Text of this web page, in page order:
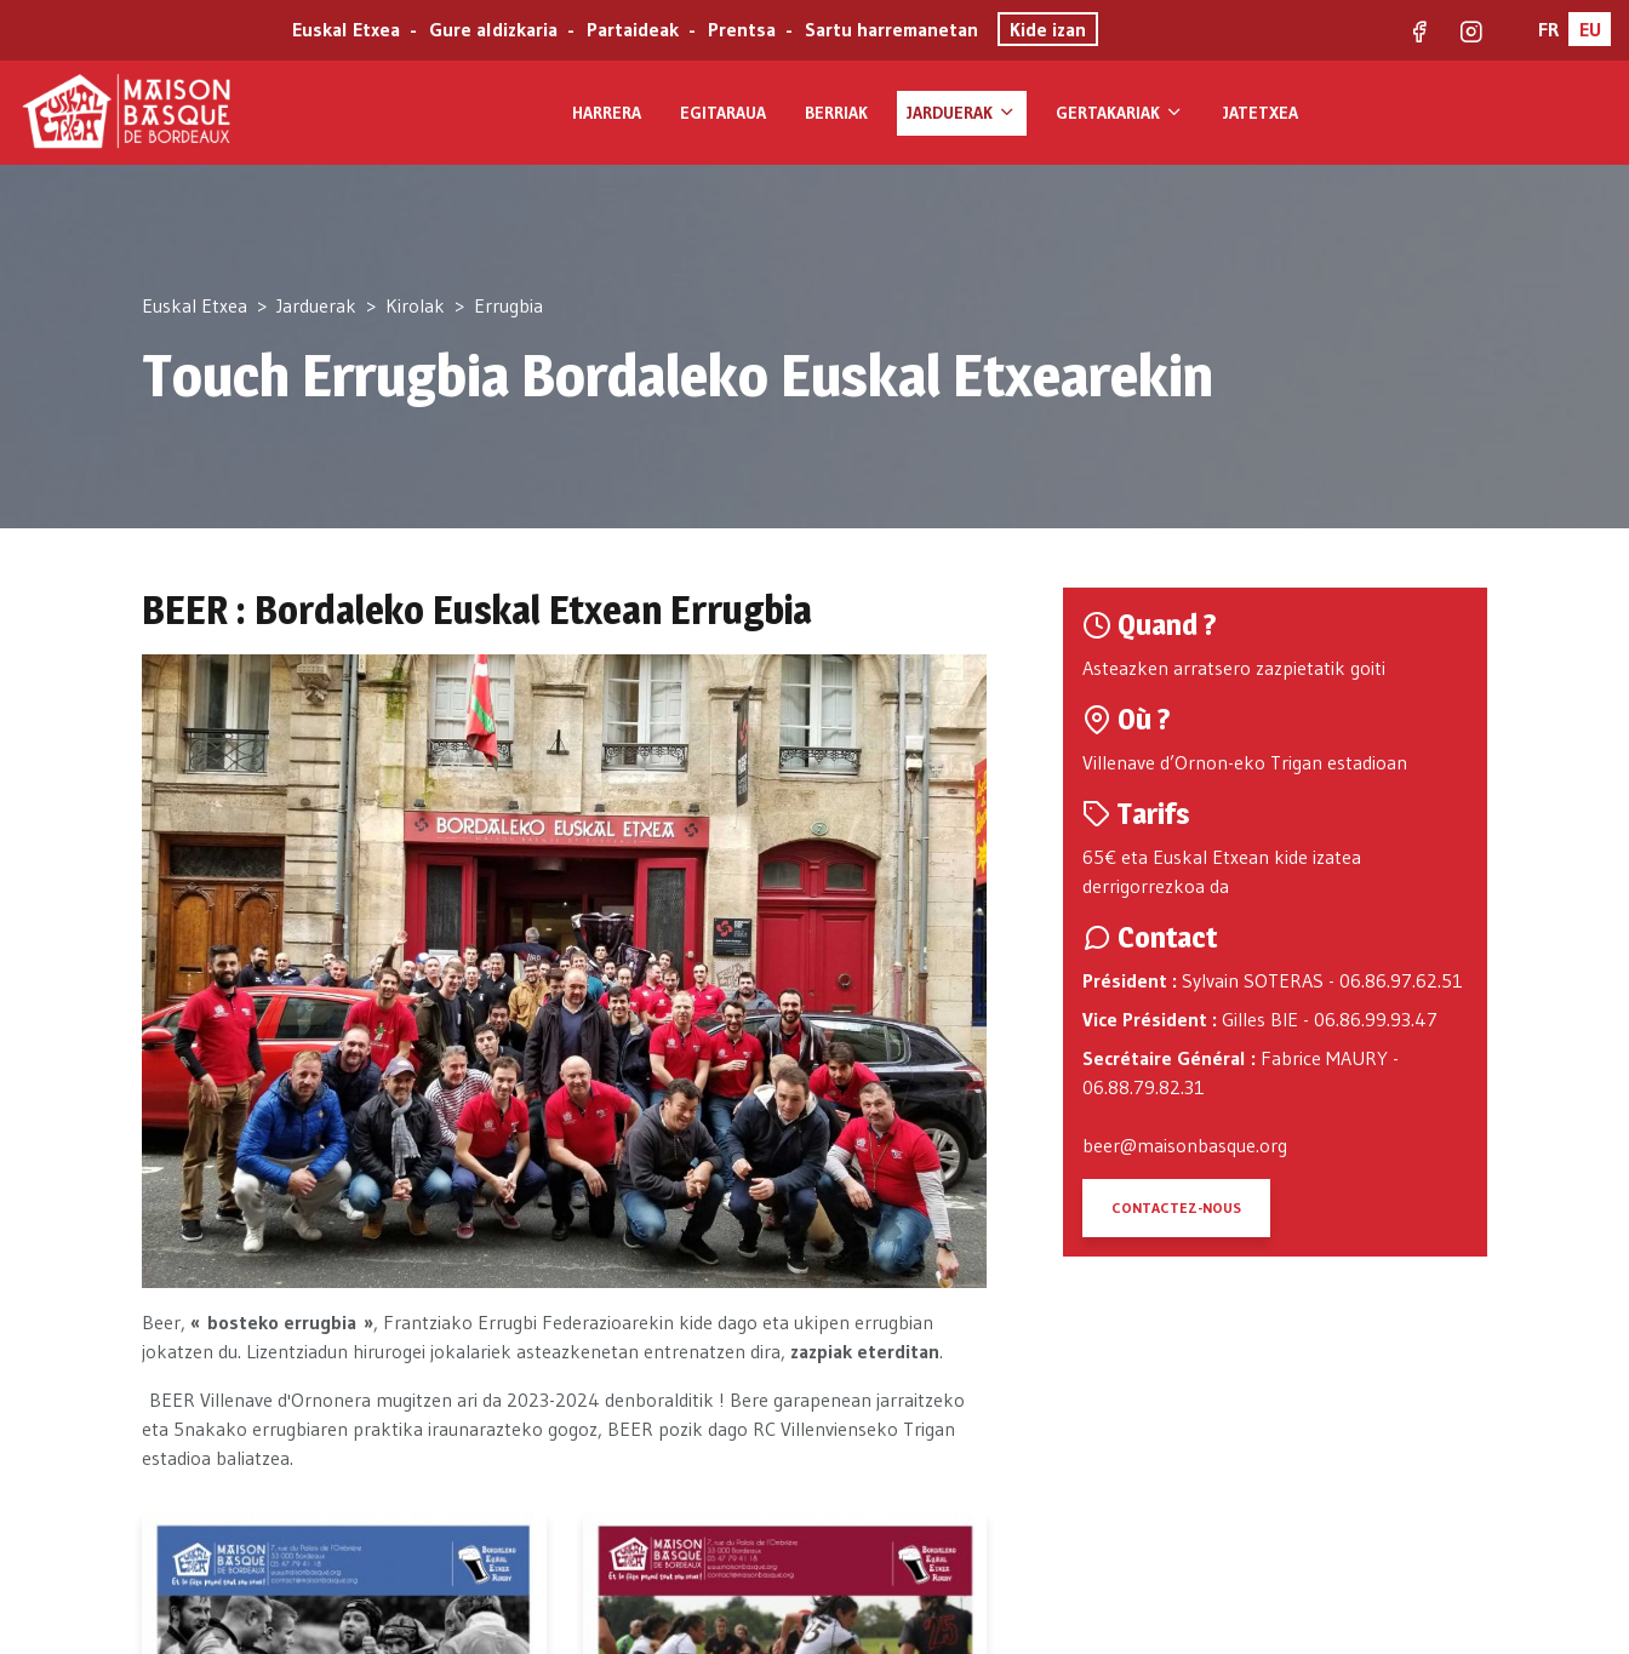
Euskal Etxea Gure aldizkaria Partaideak Prentsa Sartu harremanetan Kide izan FacebookInstagram
FR EU
HARRERA EGITARAUA BERRIAK JARDUERAK GERTAKARIAK JATETXEA
Euskal Etxea Jarduerak Kirolak Errugbia
Touch Errugbia Bordaleko Euskal Etxearekin
BEER : Bordaleko Euskal Etxean Errugbia
Beer, « bosteko errugbia », Frantziako Errugbi Federazioarekin kide dago eta ukipen errugbian
jokatzen du. Lizentziadun hirurogei jokalariek asteazkenetan entrenatzen dira, zazpiak eterditan.
BEER Villenave d'Ornonera mugitzen ari da 2023-2024 denboralditik ! Bere garapenean jarraitzeko
eta 5nakako errugbiaren praktika iraunarazteko gogoz, BEER pozik dago RC Villenvienseko Trigan
estadioa baliatzea.
Quand ?
Asteazken arratsero zazpietatik goiti
Où ?
Villenave d’Ornon-eko Trigan estadioan
Tarifs
65€ eta Euskal Etxean kide izatea
derrigorrezkoa da
Contact
Président : Sylvain SOTERAS - 06.86.97.62.51
Vice Président : Gilles BIE - 06.86.99.93.47
Secrétaire Général : Fabrice MAURY -
06.88.79.82.31
beer@maisonbasque.org
CONTACTEZ-NOUS